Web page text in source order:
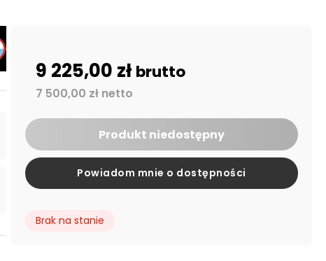
9 225,00 złbrutto
7 500,00 zł netto
Produkt niedostępny
Powiadom mnie o dostępności
Brak na stanie